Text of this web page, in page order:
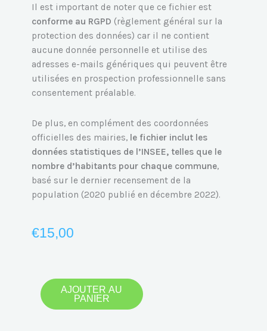
Il est important de noter que ce fichier est
conforme au RGPD (règlement général sur la
protection des données) car il ne contient
aucune donnée personnelle et utilise des
adresses e-mails génériques qui peuvent être
utilisées en prospection professionnelle sans
consentement préalable.
De plus, en complément des coordonnées
officielles des mairies, le fichier inclut les
données statistiques de l’INSEE, telles que le
nombre d’habitants pour chaque commune,
basé sur le dernier recensement de la
population (2020 publié en décembre 2022).
€15,00
quantité
de
AJOUTER AU
PANIER